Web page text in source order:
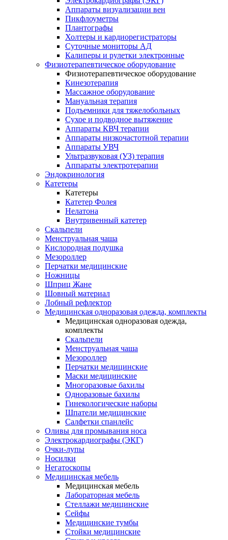
Аппараты визуализации вен
Пикфлоуметры
Плантографы
Холтеры и кардиорегистраторы
Суточные мониторы АД
Калиперы и рулетки электронные
Физиотерапевтическое оборудование
Физиотерапевтическое оборудование
Кинезотерапия
Массажное оборудование
Мануальная терапия
Подъемники для тяжелобольных
Сухое и подводное вытяжение
Аппараты КВЧ терапии
Аппараты низкочастотной терапии
Аппараты УВЧ
Ультразвуковая (УЗ) терапия
Аппараты электротерапии
Эндокринология
Катетеры
Катетеры
Катетер Фолея
Нелатона
Внутривенный катетер
Скальпели
Менструальная чаша
Кислородная подушка
Мезороллер
Перчатки медицинские
Ножницы
Шприц Жане
Шовный материал
Лобный рефлектор
Медицинская одноразовая одежда, комплекты
Медицинская одноразовая одежда,
комплекты
Скальпели
Менструальная чаша
Мезороллер
Перчатки медицинские
Маски медицинские
Многоразовые бахилы
Одноразовые бахилы
Гинекологические наборы
Шпатели медицинские
Салфетки спанлейс
Оливы для промывания носа
Электрокардиографы (ЭКГ)
Очки-лупы
Носилки
Негатоскопы
Медицинская мебель
Медицинская мебель
Лабораторная мебель
Стеллажи медицинские
Сейфы
Медицинские тумбы
Стойки медицинские